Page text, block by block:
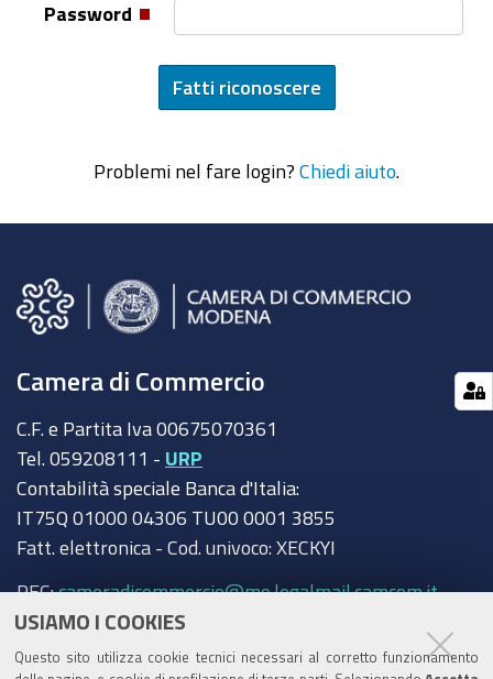
USIAMO I COOKIES
Questo sito utilizza cookie tecnici necessari al corretto funzionamento
Password
Problemi nel fare login? Chiedi aiuto
Camera di Commercio
C.F. e Partita Iva 00675070361
Tel. 059208111 - URP
Contabilità speciale Banca d'Italia:
IT75Q 01000 04306 TU00 0001 3855
Fatt. elettronica - Cod. univoco: XECKYI
PEC:cameradicommercio@mo.legalmail.camcom.it
Trasparenza